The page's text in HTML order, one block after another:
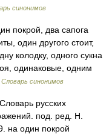
синонимов
покрой, два сапога
один другого стоит,
колодку, одного сукна
одинаковые, одним
Словарь синонимов
русских
под. ред. Н.
на один покрой